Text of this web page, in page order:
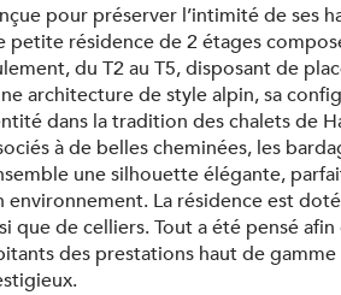
pour préserver l’intimité de ses
petite résidence de 2 étages
du T2 au T5, disposant de
architecture de style alpin, sa
dans la tradition des chalets de
à de belles cheminées, les
une silhouette élégante,
environnement. La résidence est
que de celliers. Tout a été pensé
des prestations haut de gamme